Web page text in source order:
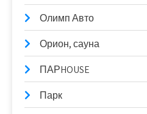
Олимп Авто
Орион, сауна
ПАРHOUSE
Парк